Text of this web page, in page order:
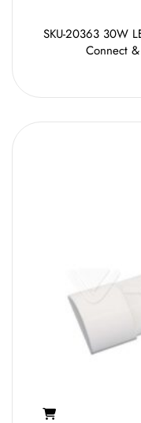
SKU-20363 30W
Connect